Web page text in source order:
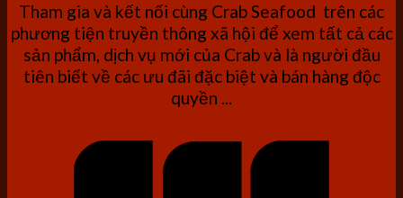
Tham gia và kết nối cùng Crab Seafood trên các
phương tiện truyền thông xã hội để xem tất cả các
sản phẩm, dịch vụ mới của Crab và là người đầu
tiên biết về các ưu đãi đặc biệt và bán hàng độc
quyền ...